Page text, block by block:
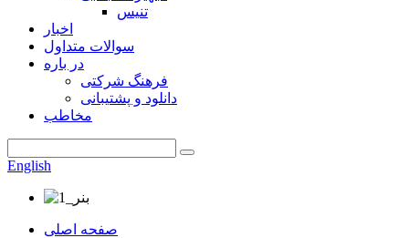
تنیس
اخبار
سوالات متداول
در باره
فرهنگ شرکتی
دانلود و پشتیبانی
مخاطب
English
صفحه اصلی